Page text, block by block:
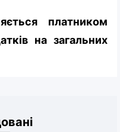
платником
на загальних